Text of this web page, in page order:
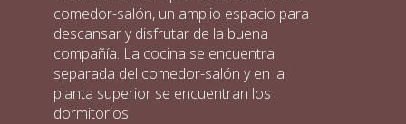
comedor-salón, un amplio espacio para
descansar y disfrutar de la buena
compañía. La cocina se encuentra
separada del comedor-salón y en la
planta superior se encuentran los
dormitorios